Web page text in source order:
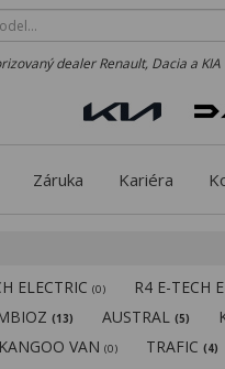
dealer Renault, Dacia a
Záruka Kariéra
ELECTRIC(0) R4 E-TECH
(13) AUSTRAL(5)
KANGOO VAN(0) TRAFIC(4)